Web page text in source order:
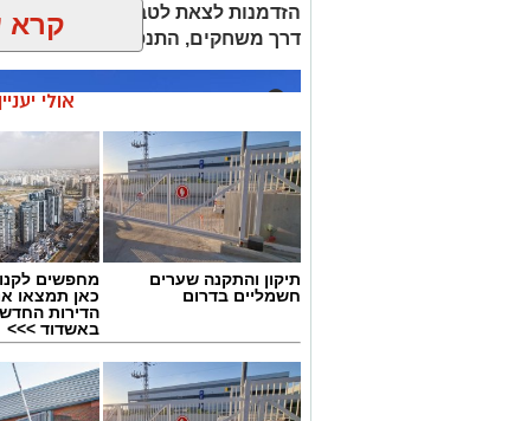
הזדמנות לצאת לטבע ולהכיר
דרך משחקים, התנסות ופעילותקרא
אולי
תיקון והתקנה שערים
חשמליים בדרום
מחפשים
כאן תמצאו
הדירות
באשדוד >>>